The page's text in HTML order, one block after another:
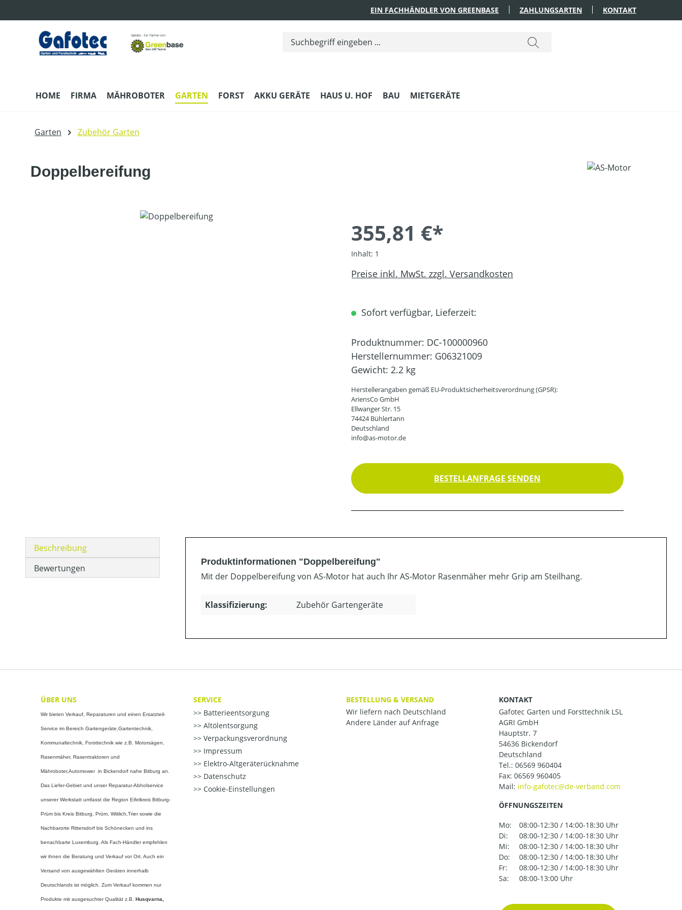
EIN FACHHÄNDLER VON GREENBASE ZAHLUNGSARTEN KONTAKT
HOME FIRMA MÄHROBOTER GARTEN FORST AKKU GERÄTE HAUS U. HOF BAU MIETGERÄTE
Garten Zubehör Garten
Doppelbereifung
355,81 €*
Inhalt: 1
Preise inkl. MwSt. zzgl. Versandkosten
Sofort verfügbar, Lieferzeit:
Produktnummer: DC-100000960
Herstellernummer: G06321009
Gewicht: 2.2 kg
Herstellerangaben gemäß EU-Produktsicherheitsverordnung (GPSR):
AriensCo GmbH
Ellwanger Str. 15
74424 Bühlertann
Deutschland
info@as-motor.de
BESTELLANFRAGE SENDEN
Beschreibung
Bewertungen
Produktinformationen "Doppelbereifung"
Mit der Doppelbereifung von AS-Motor hat auch Ihr AS-Motor Rasenmäher mehr Grip am Steilhang.
Klassifizierung: Zubehör Gartengeräte
ÜBER UNS
Wir bieten Verkauf, Reparaturen und einen Ersatzteil-
Service im Bereich Gartengeräte,Gartentechnik,
Kommunaltechnik, Forsttechnik wie z.B. Motorsägen,
Rasenmäher, Rasentraktoren und
Mähroboter,Automower in Bickendorf nahe Bitburg an.
Das Liefer-Gebiet und unser Reparatur-Abholservice
unserer Werkstatt umfasst die Region Eifelkreis Bitburg-
Prüm bis Kreis Bitburg, Prüm, Wiitlich,Trier sowie die
Nachbarorte Rittersdorf bis Schönecken und ins
benachbarte Luxemburg. Als Fach-Händler empfehlen
wir ihnen die Beratung und Verkauf vor Ort. Auch ein
Versand von ausgewählten Geräten innerhalb
Deutschlands ist möglich. Zum Verkauf kommen nur
Produkte mit ausgesuchter Qualität z.B. Husqvarna,
SERVICE
Batterieentsorgung
Altölentsorgung
Verpackungsverordnung
Impressum
Elektro-Altgeräterücknahme
Datenschutz
Cookie-Einstellungen
BESTELLUNG & VERSAND
Wir liefern nach Deutschland
Andere Länder auf Anfrage
KONTAKT
Gafotec Garten und Forsttechnik LSL
AGRI GmbH
Hauptstr. 7
54636 Bickendorf
Deutschland
Tel.: 06569 960404
Fax: 06569 960405
Mail:
ÖFFNUNGSZEITEN
Mo:
08:00-12:30 / 14:00-18:30 Uhr
Di:
08:00-12:30 / 14:00-18:30 Uhr
Mi:
08:00-12:30 / 14:00-18:30 Uhr
Do:
08:00-12:30 / 14:00-18:30 Uhr
Fr:
08:00-12:30 / 14:00-18:30 Uhr
Sa:
08:00-13:00 Uhr